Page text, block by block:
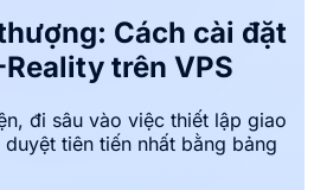
Cách cài đặt
trên VPS
đi sâu vào việc thiết lập giao
tiên tiến nhất bằng bảng